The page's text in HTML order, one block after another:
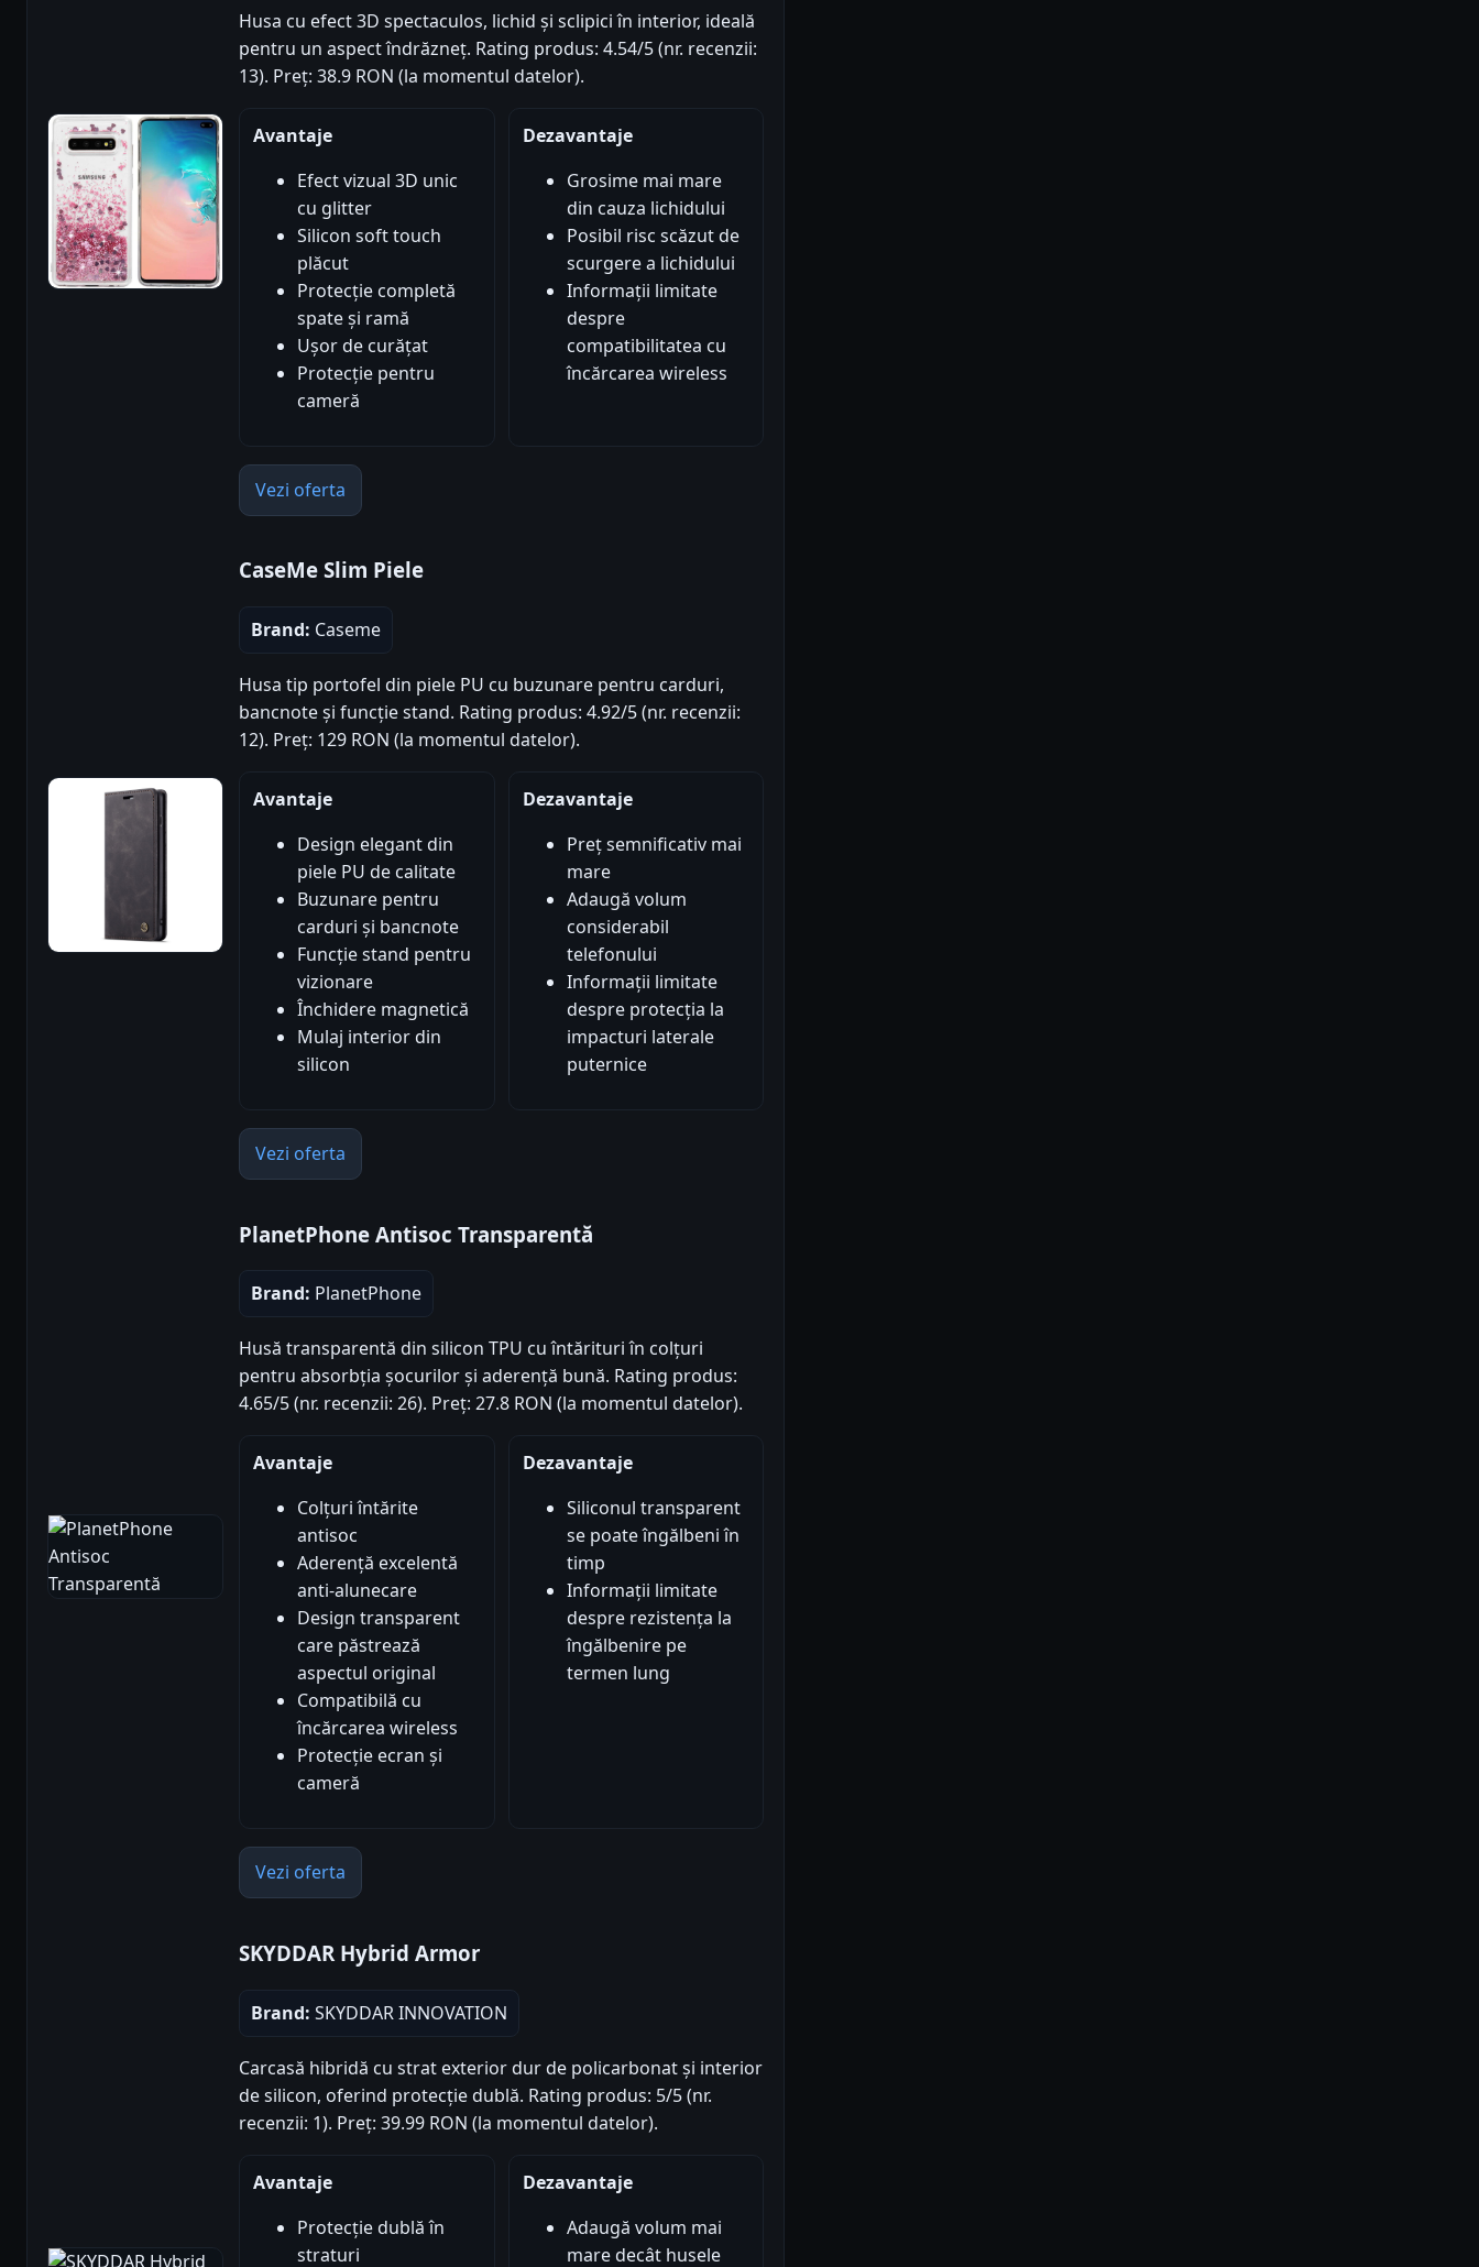
Husa cu efect 3D spectaculos, lichid și sclipici în interior, ideală
pentru un aspect îndrăzneț. Rating produs: 4.54/5 (nr. recenzii:
13). Preț: 38.9 RON (la momentul datelor).
Avantaje
Efect vizual 3D unic
cu glitter
Silicon soft touch
plăcut
Protecție completă
spate și ramă
Ușor de curățat
Protecție pentru
cameră
Dezavantaje
Grosime mai mare
din cauza lichidului
Posibil risc scăzut de
scurgere a lichidului
Informații limitate
despre
compatibilitatea cu
încărcarea wireless
Vezi oferta
CaseMe Slim Piele
Brand: Caseme
Husa tip portofel din piele PU cu buzunare pentru carduri,
bancnote și funcție stand. Rating produs: 4.92/5 (nr. recenzii:
12). Preț: 129 RON (la momentul datelor).
Avantaje
Design elegant din
piele PU de calitate
Buzunare pentru
carduri și bancnote
Funcție stand pentru
vizionare
Închidere magnetică
Mulaj interior din
silicon
Dezavantaje
Preț semnificativ mai
mare
Adaugă volum
considerabil
telefonului
Informații limitate
despre protecția la
impacturi laterale
puternice
Vezi oferta
PlanetPhone Antisoc Transparentă
Brand: PlanetPhone
Husă transparentă din silicon TPU cu întărituri în colțuri
pentru absorbția șocurilor și aderență bună. Rating produs:
4.65/5 (nr. recenzii: 26). Preț: 27.8 RON (la momentul datelor).
Avantaje
Colțuri întărite
antisoc
Aderență excelentă
anti-alunecare
Design transparent
care păstrează
aspectul original
Compatibilă cu
încărcarea wireless
Protecție ecran și
cameră
Dezavantaje
Siliconul transparent
se poate îngălbeni în
timp
Informații limitate
despre rezistența la
îngălbenire pe
termen lung
Vezi oferta
SKYDDAR Hybrid Armor
Brand: SKYDDAR INNOVATION
Carcasă hibridă cu strat exterior dur de policarbonat și interior
de silicon, oferind protecție dublă. Rating produs: 5/5 (nr.
recenzii: 1). Preț: 39.99 RON (la momentul datelor).
Avantaje
Protecție dublă în
straturi
Dezavantaje
Adaugă volum mai
mare decât husele